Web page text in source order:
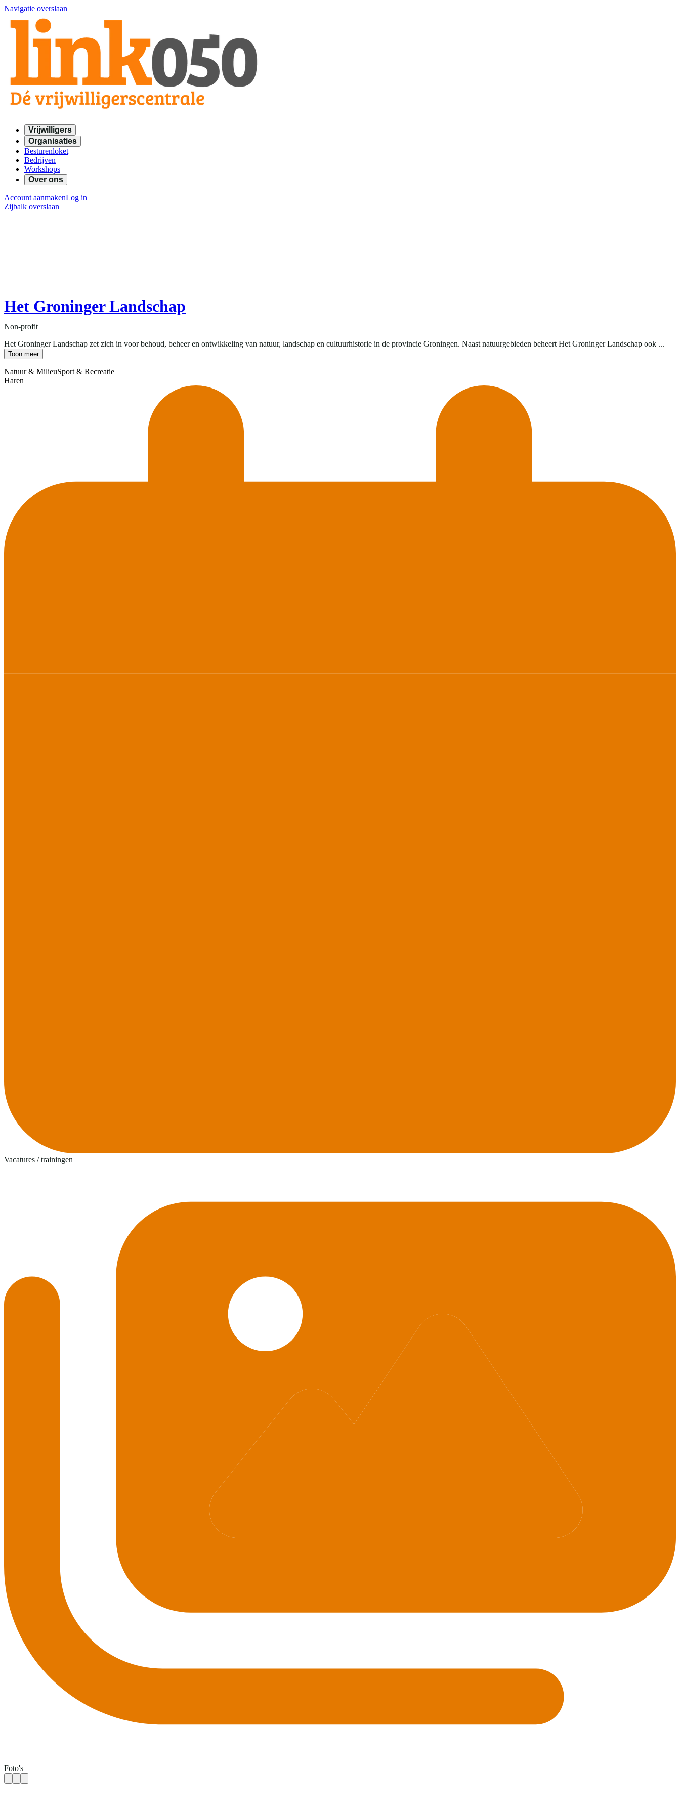
Navigatie overslaan
Vrijwilligers
Organisaties
Besturenloket
Bedrijven
Workshops
Over ons
Account aanmakenLog in
Zijbalk overslaan
Het Groninger Landschap
Non-profit
Het Groninger Landschap zet zich in voor behoud, beheer en ontwikkeling van natuur, landschap en cultuurhistorie in de provincie Groningen. Naast natuurgebieden beheert Het Groninger Landschap ook ...
Toon meer
Natuur & MilieuSport & Recreatie
Haren
Vacatures / trainingen
Foto's